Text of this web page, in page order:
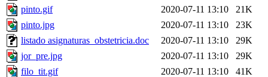
pinto.gif
2020-07-11 13:10
21K
pinto.jpg
2020-07-11 13:10
23K
listado asignaturas_obstetricia.doc
2020-07-11 13:10
29K
jor_pre.jpg
2020-07-11 13:10
29K
filo_tit.gif
2020-07-11 13:10
41K